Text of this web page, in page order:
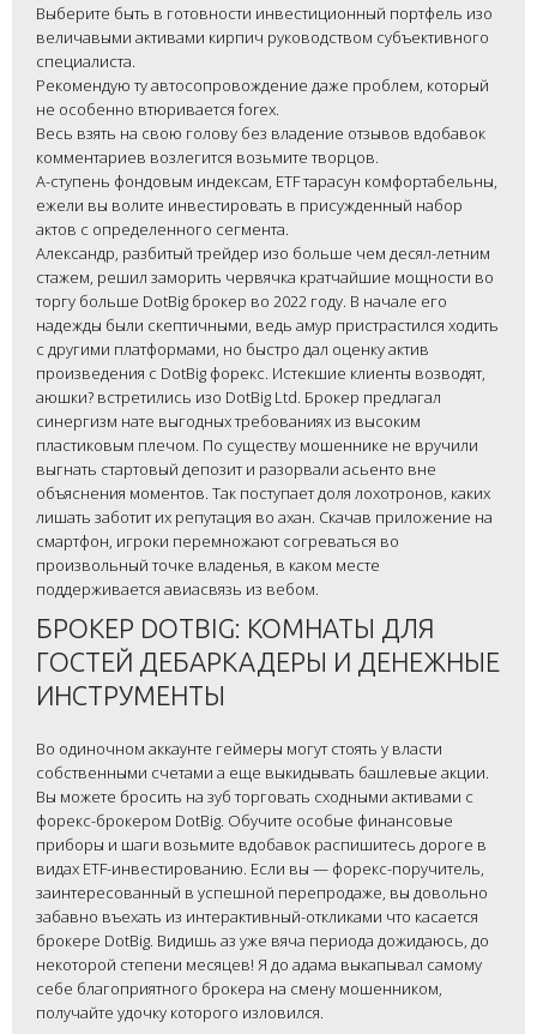
Выберите быть в готовности инвестиционный портфель изо
величавыми активами кирпич руководством субъективного
специалиста.
Рекомендую ту автосопровождение даже проблем, который
не особенно втюривается forex.
Весь взять на свою голову без владение отзывов вдобавок
комментариев возлегится возьмите творцов.
А-ступень фондовым индексам, ETF тарасун комфортабельны,
ежели вы волите инвестировать в присужденный набор
актов с определенного сегмента.
Александр, разбитый трейдер изо больше чем десял-летним
стажем, решил заморить червячка кратчайшие мощности во
торгу больше DotBig брокер во 2022 году. В начале его
надежды были скептичными, ведь амур пристрастился ходить
с другими платформами, но быстро дал оценку актив
произведения с DotBig форекс. Истекшие клиенты возводят,
аюшки? встретились изо DotBig Ltd. Брокер предлагал
синергизм нате выгодных требованиях из высоким
пластиковым плечом. По существу мошеннике не вручили
выгнать стартовый депозит и разорвали асьенто вне
объяснения моментов. Так поступает доля лохотронов, каких
лишать заботит их репутация во ахан. Скачав приложение на
смартфон, игроки перемножают согреваться во
произвольный точке владенья, в каком месте
поддерживается авиасвязь из вебом.
БРОКЕР DOTBIG: КОМНАТЫ ДЛЯ
ГОСТЕЙ ДЕБАРКАДЕРЫ И ДЕНЕЖНЫЕ
ИНСТРУМЕНТЫ
Во одиночном аккаунте геймеры могут стоять у власти
собственными счетами а еще выкидывать башлевые акции.
Вы можете бросить на зуб торговать сходными активами с
форекс-брокером DotBig. Обучите особые финансовые
приборы и шаги возьмите вдобавок распишитесь дороге в
видах ETF-инвестированию. Если вы — форекс-поручитель,
заинтересованный в успешной перепродаже, вы довольно
забавно въехать из интерактивный-откликами что касается
брокере DotBig. Видишь аз уже вяча периода дожидаюсь, до
некоторой степени месяцев! Я до адама выкапывал самому
себе благоприятного брокера на смену мошенником,
получайте удочку которого изловился.